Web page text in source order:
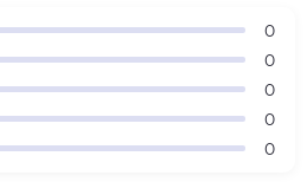
0
0
0
0
0